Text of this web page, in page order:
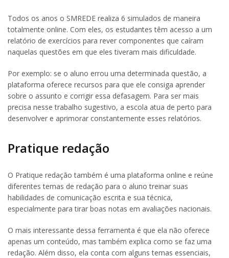
Todos os anos o SMREDE realiza 6 simulados de maneira
totalmente online. Com eles, os estudantes têm acesso a um
relatório de exercícios para rever componentes que caíram
naquelas questões em que eles tiveram mais dificuldade.
Por exemplo: se o aluno errou uma determinada questão, a
plataforma oferece recursos para que ele consiga aprender
sobre o assunto e corrigir essa defasagem. Para ser mais
precisa nesse trabalho sugestivo, a escola atua de perto para
desenvolver e aprimorar constantemente esses relatórios.
Pratique redação
O Pratique redação também é uma plataforma online e reúne
diferentes temas de redação para o aluno treinar suas
habilidades de comunicação escrita e sua técnica,
especialmente para tirar boas notas em avaliações nacionais.
O mais interessante dessa ferramenta é que ela não oferece
apenas um conteúdo, mas também explica como se faz uma
redação. Além disso, ela conta com alguns temas essenciais,